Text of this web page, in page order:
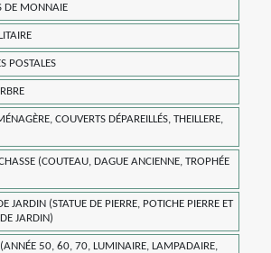
DE MONNAIE
POSTALES
COUVERTS DÉPAREILLÉS, THEILLERE,
(COUTEAU, DAGUE ANCIENNE, TROPHÉE
JARDIN (STATUE DE PIERRE, POTICHE PIERRE ET
JARDIN)
(ANNÉE 50, 60, 70, LUMINAIRE, LAMPADAIRE,